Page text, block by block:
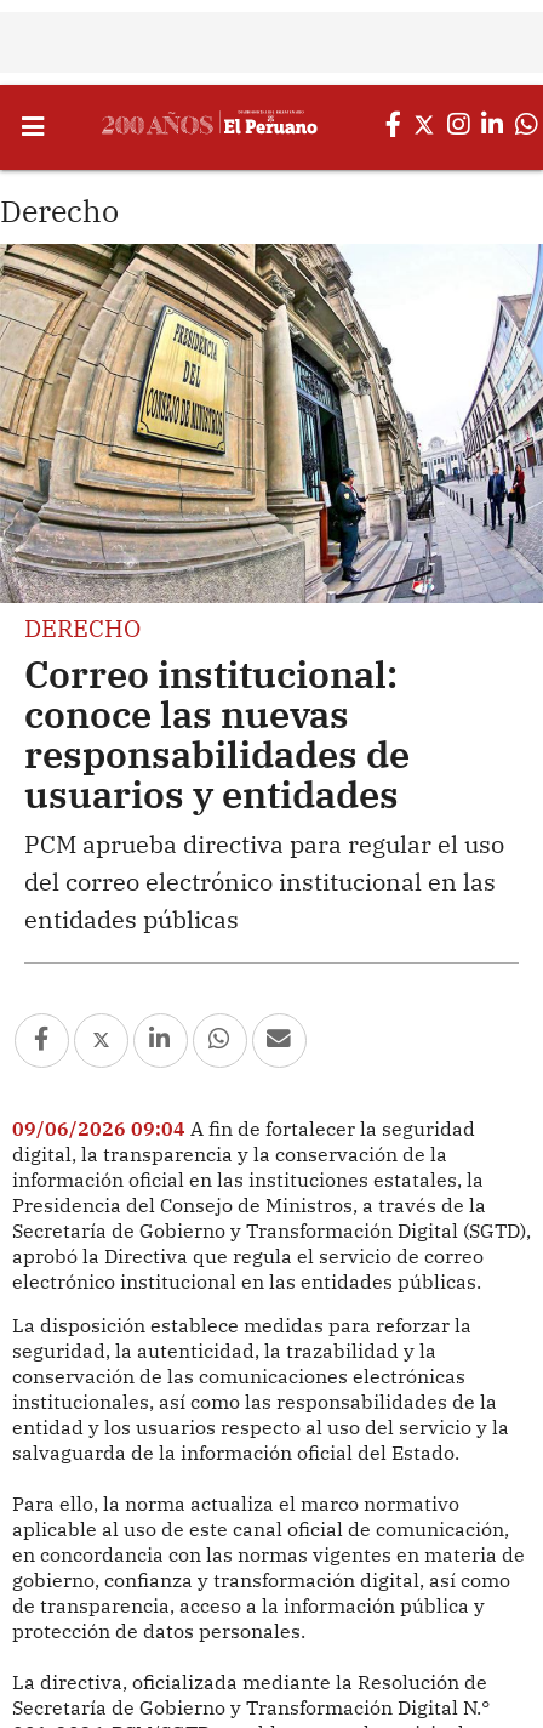
Derecho
DERECHO
Correo institucional:
conoce las nuevas
responsabilidades de
usuarios y entidades
PCM aprueba directiva para regular el uso
del correo electrónico institucional en las
entidades públicas
09/06/2026 09:04 A fin de fortalecer la seguridad
digital, la transparencia y la conservación de la
información oficial en las instituciones estatales, la
Presidencia del Consejo de Ministros, a través de la
Secretaría de Gobierno y Transformación Digital (SGTD),
aprobó la Directiva que regula el servicio de correo
electrónico institucional en las entidades públicas.
La disposición establece medidas para reforzar la
seguridad, la autenticidad, la trazabilidad y la
conservación de las comunicaciones electrónicas
institucionales, así como las responsabilidades de la
entidad y los usuarios respecto al uso del servicio y la
salvaguarda de la información oficial del Estado.
Para ello, la norma actualiza el marco normativo
aplicable al uso de este canal oficial de comunicación,
en concordancia con las normas vigentes en materia de
gobierno, confianza y transformación digital, así como
de transparencia, acceso a la información pública y
protección de datos personales.
La directiva, oficializada mediante la Resolución de
Secretaría de Gobierno y Transformación Digital N.°